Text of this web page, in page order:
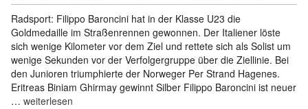
Radsport: Filippo Baroncini hat in der Klasse U23 die
Goldmedaille im Straßenrennen gewonnen. Der Italiener löste
sich wenige Kilometer vor dem Ziel und rettete sich als Solist um
wenige Sekunden vor der Verfolgergruppe über die Ziellinie. Bei
den Junioren triumphierte der Norweger Per Strand Hagenes.
Eritreas Biniam Ghirmay gewinnt Silber Filippo Baroncini ist neuer
… weiterlesen